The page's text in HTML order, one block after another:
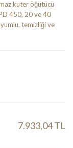
7.933,04 TL